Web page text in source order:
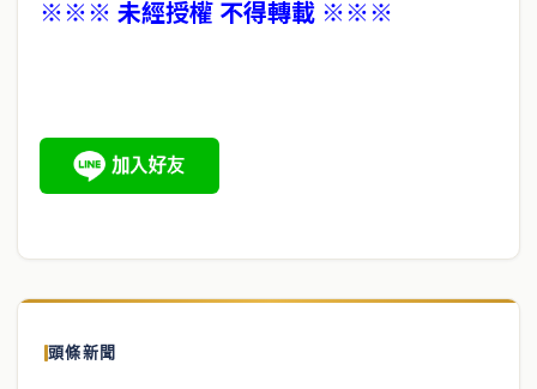
※※※ 未經授權 不得轉載 ※※※
頭條新聞